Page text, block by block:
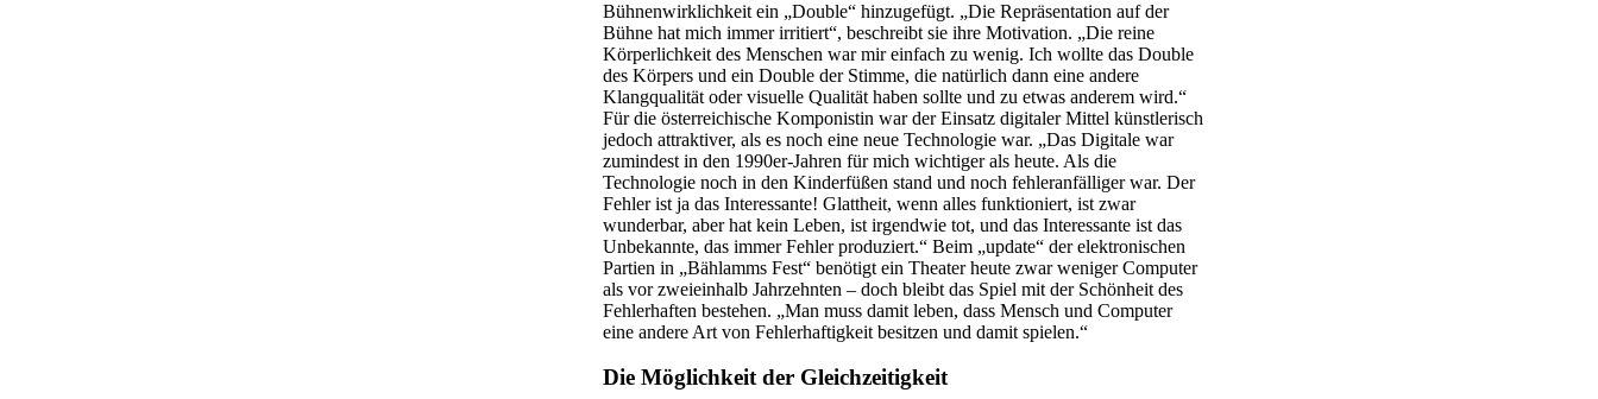
Bühnenwirklichkeit ein „Double“ hinzugefügt. „Die Repräsentation auf der
Bühne hat mich immer irritiert“, beschreibt sie ihre Motivation. „Die reine
Körperlichkeit des Menschen war mir einfach zu wenig. Ich wollte das Double
des Körpers und ein Double der Stimme, die natürlich dann eine andere
Klangqualität oder visuelle Qualität haben sollte und zu etwas anderem wird.“
Für die österreichische Komponistin war der Einsatz digitaler Mittel künstlerisch
jedoch attraktiver, als es noch eine neue Technologie war. „Das Digitale war
zumindest in den 1990er-Jahren für mich wichtiger als heute. Als die
Technologie noch in den Kinderfüßen stand und noch fehleranfälliger war. Der
Fehler ist ja das Interessante! Glattheit, wenn alles funktioniert, ist zwar
wunderbar, aber hat kein Leben, ist irgendwie tot, und das Interessante ist das
Unbekannte, das immer Fehler produziert.“ Beim „update“ der elektronischen
Partien in „Bählamms Fest“ benötigt ein Theater heute zwar weniger Computer
als vor zweieinhalb Jahrzehnten – doch bleibt das Spiel mit der Schönheit des
Fehlerhaften bestehen. „Man muss damit leben, dass Mensch und Computer
eine andere Art von Fehlerhaftigkeit besitzen und damit spielen.“
Die Möglichkeit der Gleichzeitigkeit